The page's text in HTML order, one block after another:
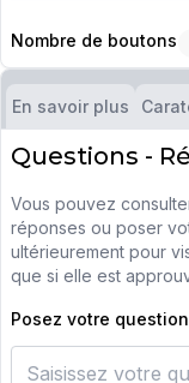
Nombre de boutons
En savoir plus
Questions -
Vous pouvez
réponses ou poser
ultérieurement pour
que si elle est
Posez votre question